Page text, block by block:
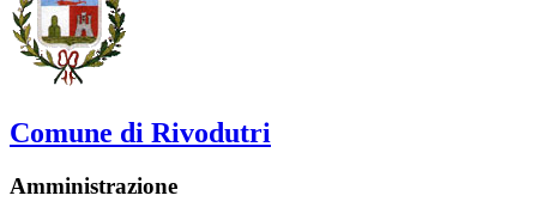
Comune di Rivodutri
Amministrazione